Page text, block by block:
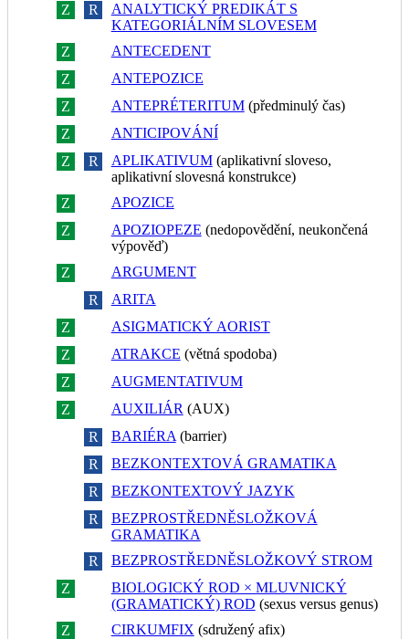
Z
R
ANALYTICKÝ PREDIKÁT S
KATEGORIÁLNÍM SLOVESEM
Z
ANTECEDENT
Z
ANTEPOZICE
Z
ANTEPRÉTERITUM(předminulý čas)
Z
ANTICIPOVÁNÍ
Z
R APLIKATIVUM(aplikativní sloveso,
aplikativní slovesná konstrukce)
Z
APOZICE
Z
APOZIOPEZE (nedopovědění, neukončená
výpověď)
Z
ARGUMENT
R
ARITA
Z
ASIGMATICKÝ AORIST
Z
ATRAKCE (větná spodoba)
Z
AUGMENTATIVUM
Z
AUXILIÁR (AUX)
R BARIÉRA (barrier)
R
BEZKONTEXTOVÁ GRAMATIKA
R
BEZKONTEXTOVÝ JAZYK
R
BEZPROSTŘEDNĚSLOŽKOVÁ
GRAMATIKA
R
BEZPROSTŘEDNĚSLOŽKOVÝ STROM
Z
BIOLOGICKÝ ROD × MLUVNICKÝ
(GRAMATICKÝ) ROD (sexus versus genus)
Z
CIRKUMFIX (sdružený afix)